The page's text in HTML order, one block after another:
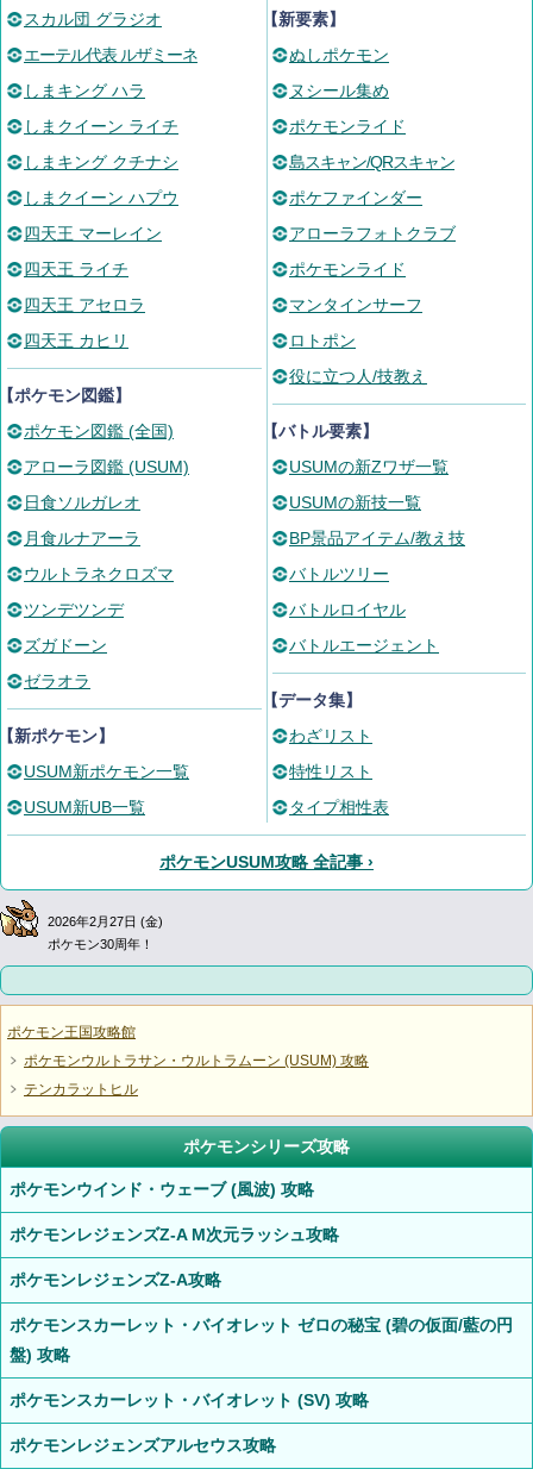
スカル団 グラジオ
エーテル代表 ルザミーネ
しまキング ハラ
しまクイーン ライチ
しまキング クチナシ
しまクイーン ハプウ
四天王 マーレイン
四天王 ライチ
四天王 アセロラ
四天王 カヒリ
ポケモン図鑑】
ポケモン図鑑 (全国)
アローラ図鑑 (USUM)
日食ソルガレオ
月食ルナアーラ
ウルトラネクロズマ
ツンデツンデ
ズガドーン
ゼラオラ
新ポケモン】
USUM新ポケモン一覧
USUM新UB一覧
【新要素】
ぬしポケモン
ヌシール集め
ポケモンライド
島スキャン/QRスキャン
ポケファインダー
アローラフォトクラブ
ポケモンライド
マンタインサーフ
ロトポン
役に立つ人/技教え
【バトル要素】
USUMの新Zワザ一覧
USUMの新技一覧
BP景品アイテム/教え技
バトルツリー
バトルロイヤル
バトルエージェント
【データ集】
わざリスト
特性リスト
タイプ相性表
ポケモンUSUM攻略 全記事 ›
2026年2月27日 (金)
ポケモン30周年！
ポケモン王国攻略館
ポケモンウルトラサン・ウルトラムーン (USUM) 攻略
テンカラットヒル
ポケモンシリーズ攻略
ポケモンウインド・ウェーブ (風波) 攻略
ポケモンレジェンズZ-A M次元ラッシュ攻略
ポケモンレジェンズZ-A攻略
ポケモンスカーレット・バイオレット ゼロの秘宝 (碧の仮面/藍の円
盤) 攻略
ポケモンスカーレット・バイオレット (SV) 攻略
ポケモンレジェンズアルセウス攻略